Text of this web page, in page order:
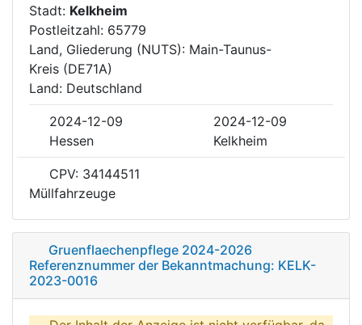
Stadt: Kelkheim
Postleitzahl: 65779
Land, Gliederung (NUTS): Main-Taunus-
Kreis (DE71A)
Land: Deutschland
2024-12-09
2024-12-09
Hessen
Kelkheim
CPV: 34144511
Müllfahrzeuge
Gruenflaechenpflege 2024-2026
Referenznummer der Bekanntmachung: KELK-
2023-0016